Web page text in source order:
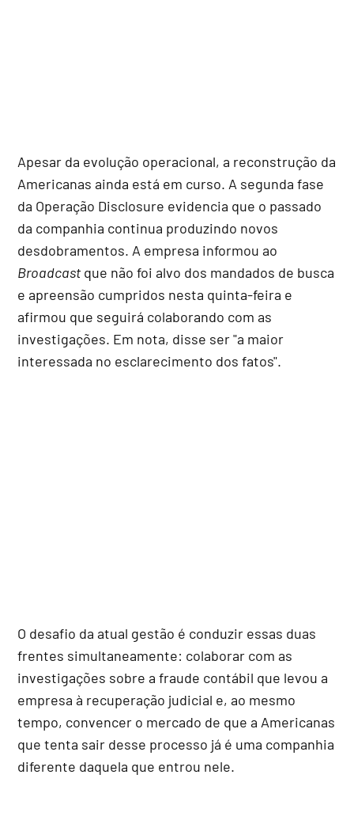
Apesar da evolução operacional, a reconstrução da
Americanas ainda está em curso. A segunda fase
da Operação Disclosure evidencia que o passado
da companhia continua produzindo novos
desdobramentos. A empresa informou ao
Broadcast que não foi alvo dos mandados de busca
e apreensão cumpridos nesta quinta-feira e
afirmou que seguirá colaborando com as
investigações. Em nota, disse ser "a maior
interessada no esclarecimento dos fatos".
O desafio da atual gestão é conduzir essas duas
frentes simultaneamente: colaborar com as
investigações sobre a fraude contábil que levou a
empresa à recuperação judicial e, ao mesmo
tempo, convencer o mercado de que a Americanas
que tenta sair desse processo já é uma companhia
diferente daquela que entrou nele.